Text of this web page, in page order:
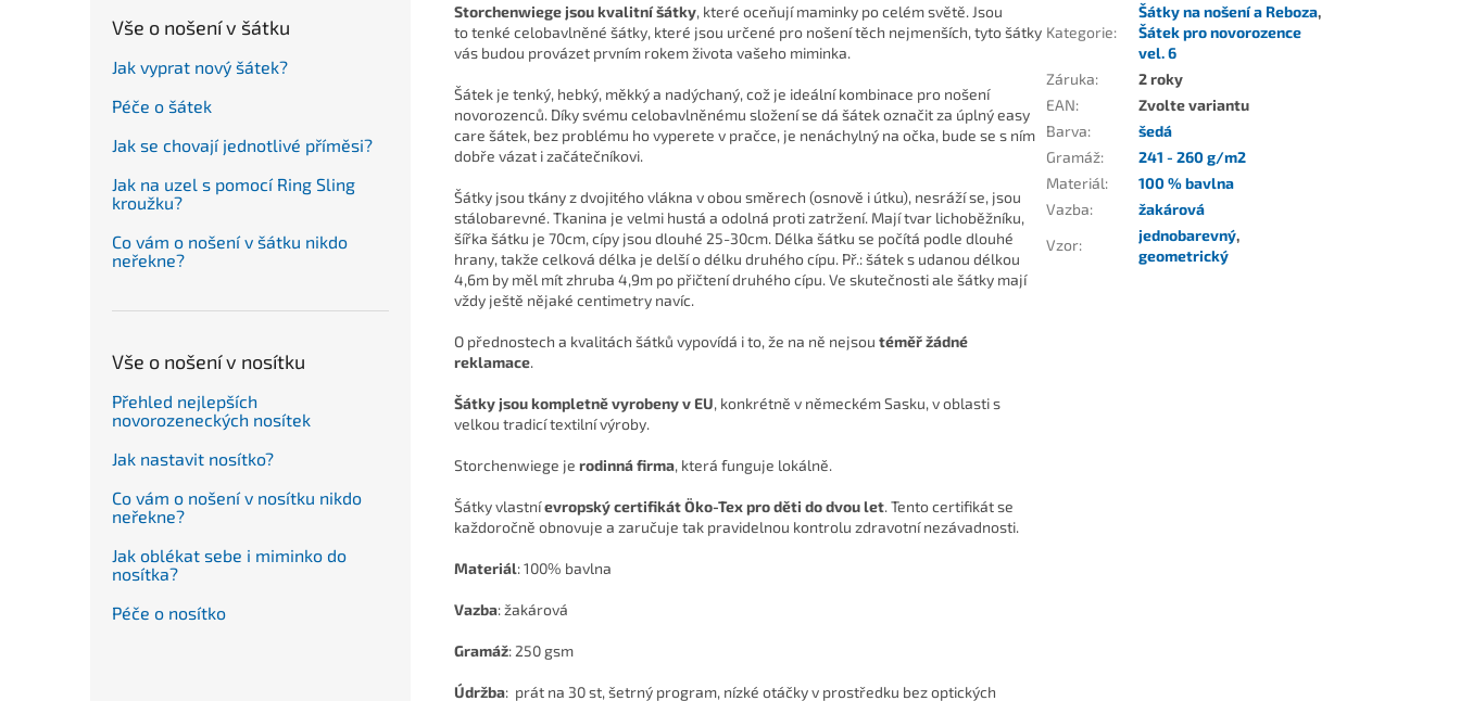
Vše o nošení v šátku
Jak vyprat nový šátek?
Péče o šátek
Jak se chovají jednotlivé příměsi?
Jak na uzel s pomocí Ring Sling
kroužku?
Co vám o nošení v šátku nikdo
neřekne?
Vše o nošení v nosítku
Přehled nejlepších
novorozeneckých nosítek
Jak nastavit nosítko?
Co vám o nošení v nosítku nikdo
neřekne?
Jak oblékat sebe i miminko do
nosítka?
Péče o nosítko
Storchenwiege jsou kvalitní šátky, které oceňují maminky po celém světě. Jsou
to tenké celobavlněné šátky, které jsou určené pro nošení těch nejmenších, tyto šátky
vás budou provázet prvním rokem života vašeho miminka.
Šátek je tenký, hebký, měkký a nadýchaný, což je ideální kombinace pro nošení
novorozenců. Díky svému celobavlněnému složení se dá šátek označit za úplný easy
care šátek, bez problému ho vyperete v pračce, je nenáchylný na očka, bude se s ním
dobře vázat i začátečníkovi.
Šátky jsou tkány z dvojitého vlákna v obou směrech (osnově i útku), nesráží se, jsou
stálobarevné. Tkanina je velmi hustá a odolná proti zatržení. Mají tvar lichoběžníku,
šířka šátku je 70cm, cípy jsou dlouhé 25-30cm. Délka šátku se počítá podle dlouhé
hrany, takže celková délka je delší o délku druhého cípu. Př.: šátek s udanou délkou
4,6m by měl mít zhruba 4,9m po přičtení druhého cípu. Ve skutečnosti ale šátky mají
vždy ještě nějaké centimetry navíc.
O přednostech a kvalitách šátků vypovídá i to, že na ně nejsou téměř žádné
reklamace.
Šátky jsou kompletně vyrobeny v EU, konkrétně v německém Sasku, v oblasti s
velkou tradicí textilní výroby.
Storchenwiege je rodinná firma, která funguje lokálně.
Šátky vlastníevropský certifikát Öko-Tex pro děti do dvou let. Tento certifikát se
každoročně obnovuje a zaručuje tak pravidelnou kontrolu zdravotní nezávadnosti.
Materiál: 100% bavlna
Vazba: žakárová
Gramáž: 250 gsm
Údržba: prát na 30 st, šetrný program, nízké otáčky v prostředku bez optických
Kategorie:
Šátky na nošení a Reboza,
Šátek pro novorozence
vel. 6
Záruka:
2 roky
EAN:
Zvolte variantu
Barva:
šedá
Gramáž:
241 - 260 g/m2
Materiál:
100 % bavlna
Vazba:
žakárová
Vzor:
jednobarevný,
geometrický